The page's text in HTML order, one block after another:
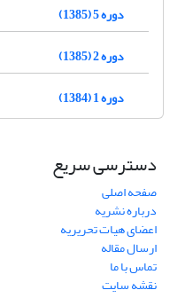
دوره 5 (1385)
دوره 2 (1385)
دوره 1 (1384)
دسترسی سریع
صفحه اصلی
درباره نشریه
اعضای هیات تحریریه
ارسال مقاله
تماس با ما
نقشه سایت